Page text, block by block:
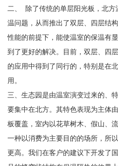
二、 除了传统的单层阳光板，北
温问题，从而推出了双层、四层结
性能的前提下，能使温室的保温有
到了更好的解决。目前，双层、四
的应用中得到了同行的，特别是在
用。
三、生态园是由温室演变过来的、
要集中在北方。其特色表现为主体
板覆盖，室内以花草树木、假山、
一种以消费为主要目的的场所，所
更高。我们在客户的建议下开发了